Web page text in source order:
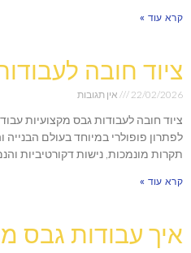
קרא עוד »
ציוד חובה
22/02/2026 אין תגובות
ציוד חובה לעבודות גבס מקצועיות
לפתרון פופולרי במיוחד בעולם הבנייה
תקרות מונמכות, נישות דקורטיביות
קרא עוד »
איך עבודות גבס